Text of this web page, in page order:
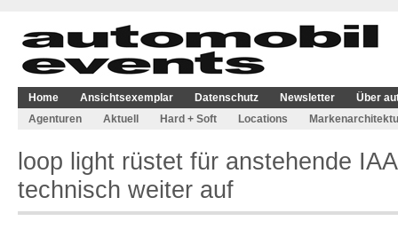
Home Ansichtsexemplar Datenschutz Newsletter
Über
Agenturen
Aktuell Hard + Soft Locations
loop light rüstet für anstehende
technisch weiter auf